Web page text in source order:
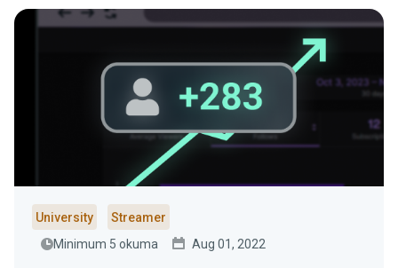
University
Streamer
Minimum 5 okuma
Aug 01, 2022